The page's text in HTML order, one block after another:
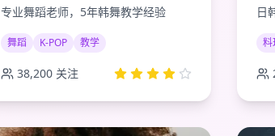
专业舞蹈老师，5年韩舞教学经验
舞蹈 K-POP 教学
38,200 关注
日
料